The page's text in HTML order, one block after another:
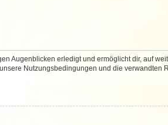
Augenblicken erledigt und ermöglicht dir, auf
Nutzungsbedingungen und die verwandten